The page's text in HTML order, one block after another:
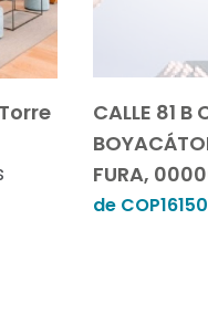
CALLE 81 B
FURA,
de